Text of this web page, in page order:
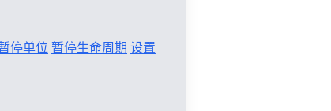
停单位 暂停生命周期 设置